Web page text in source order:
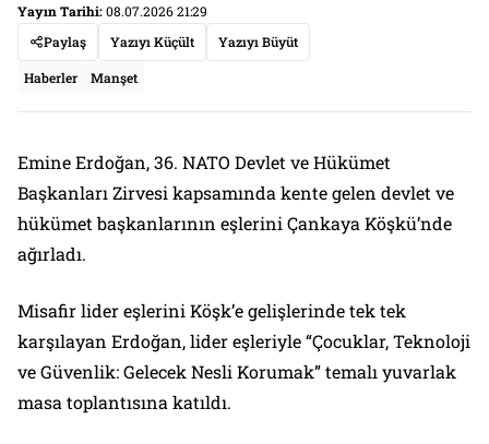
Yayın Tarihi:08.07.2026 21:29
Paylaş
Yazıyı Küçült Yazıyı Büyüt
Haberler Manşet
Emine Erdoğan, 36.⁠ NATO Devlet ve Hükümet
Başkanları Zirvesi kapsamında kente gelen devlet ve
hükümet başkanlarının eşlerini Çankaya Köşkü’nde
ağırladı.
Misafir lider eşlerini Köşk’e gelişlerinde tek tek
karşılayan Erdoğan, lider eşleriyle “Çocuklar, Teknoloji
ve Güvenlik: Gelecek Nesli Korumak” temalı yuvarlak
masa toplantısına katıldı.